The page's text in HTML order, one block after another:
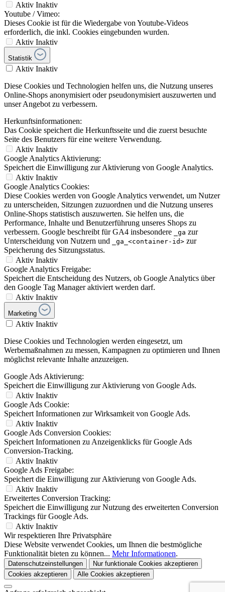
Aktiv Inaktiv
Youtube / Vimeo:
Dieses Cookie ist für die Wiedergabe von Youtube-Videos
erforderlich, die inkl. Cookies eingebunden wurden.
Aktiv Inaktiv
Statistik
Aktiv Inaktiv
Diese Cookies und Technologien helfen uns, die Nutzung unseres
Online-Shops anonymisiert oder pseudonymisiert auszuwerten und
unser Angebot zu verbessern.
Herkunftsinformationen:
Das Cookie speichert die Herkunftsseite und die zuerst besuchte
Seite des Benutzers für eine weitere Verwendung.
Aktiv Inaktiv
Google Analytics Aktivierung:
Speichert die Einwilligung zur Aktivierung von Google Analytics.
Aktiv Inaktiv
Google Analytics Cookies:
Diese Cookies werden von Google Analytics verwendet, um Nutzer
zu unterscheiden, Sitzungen zuzuordnen und die Nutzung unseres
Online-Shops statistisch auszuwerten. Sie helfen uns, die
Performance, Inhalte und Benutzerführung unseres Shops zu
verbessern. Google beschreibt für GA4 insbesondere
_ga zur
Unterscheidung von Nutzern und
_ga_<container-id> zur
Speicherung des Sitzungsstatus.
Aktiv Inaktiv
Google Analytics Freigabe:
Speichert die Entscheidung des Nutzers, ob Google Analytics über
den Google Tag Manager aktiviert werden darf.
Aktiv Inaktiv
Marketing
Aktiv Inaktiv
Diese Cookies und Technologien werden eingesetzt, um
Werbemaßnahmen zu messen, Kampagnen zu optimieren und Ihnen
möglichst relevante Inhalte anzuzeigen.
Google Ads Aktivierung:
Speichert die Einwilligung zur Aktivierung von Google Ads.
Aktiv Inaktiv
Google Ads Cookie:
Speichert Informationen zur Wirksamkeit von Google Ads.
Aktiv Inaktiv
Google Ads Conversion Cookies:
Speichert Informationen zu Anzeigenklicks für Google Ads
Conversion-Tracking.
Aktiv Inaktiv
Google Ads Freigabe:
Speichert die Einwilligung zur Aktivierung von Google Ads.
Aktiv Inaktiv
Erweitertes Conversion Tracking:
Speichert die Einwilligung zur Nutzung des erweiterten Conversion
Trackings für Google Ads.
Aktiv Inaktiv
Wir respektieren Ihre Privatsphäre
Diese Website verwendet Cookies, um Ihnen die bestmögliche
Funktionalität bieten zu können... Mehr Informationen.
Datenschutzeinstellungen
Nur funktionale Cookies akzeptieren
Cookies akzeptieren
Alle Cookies akzeptieren